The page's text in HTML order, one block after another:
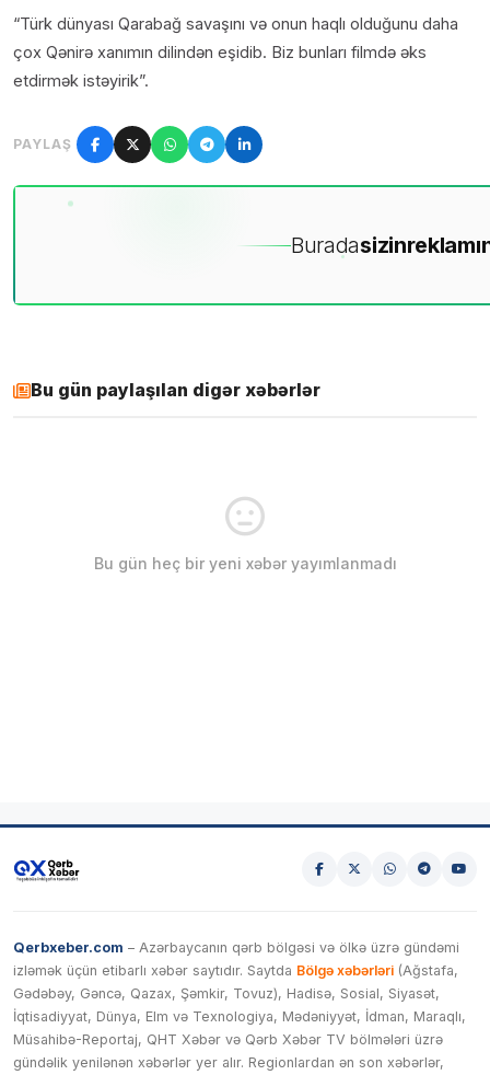
“Türk dünyası Qarabağ savaşını və onun haqlı olduğunu daha
çox Qənirə xanımın dilindən eşidib. Biz bunları filmdə əks
etdirmək istəyirik”.
PAYLAŞ
Buradasizin
Bu gün paylaşılan digər xəbərlər
Bu gün heç bir yeni xəbər yayımlanmadı
Qerbxeber.com – Azərbaycanın qərb bölgəsi və ölkə üzrə gündəmi
izləmək üçün etibarlı xəbər saytıdır. Saytda Bölgə xəbərləri (Ağstafa,
Gədəbəy, Gəncə, Qazax, Şəmkir, Tovuz), Hadisə, Sosial, Siyasət,
İqtisadiyyat, Dünya, Elm və Texnologiya, Mədəniyyət, İdman, Maraqlı,
Müsahibə-Reportaj, QHT Xəbər və Qərb Xəbər TV bölmələri üzrə
gündəlik yenilənən xəbərlər yer alır. Regionlardan ən son xəbərlər,